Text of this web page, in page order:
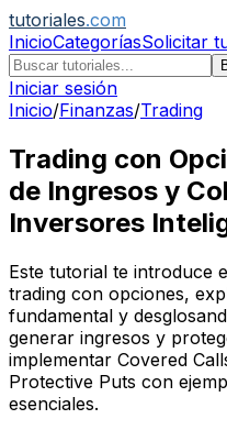
tutoriales.com
InicioCategoríasSolicitar
Iniciar sesión
Inicio/Finanzas/Trading
Trading con
de Ingresos y
Inversores
Este tutorial te introduce
trading con opciones,
fundamental y
generar ingresos y
implementar Covered
Protective Puts con
esenciales.